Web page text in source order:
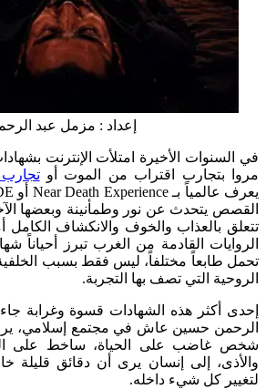
إعداد : مزمل عبد
في السنوات الأخيرة امتلأت الإنترنت
مروا بتجارب اقتراب من الموت أو
القصص يتحدث عن نور وطمأنينة وبعضها
تتعلق بالعذاب والخوف والانكشاف الكامل
الروايات القادمة من الغرب تبرز أحياناً
تحمل طابعاً مختلفاً، ليس فقط بسبب الخلفية
الروحية التي تصف بها التجربة.
إحدى أكثر هذه الشهادات قسوة وغرابة
الرحمن حسين عاش في مجتمع إسلامي،
شخص غاضب على الحياة، ساخط على
والأذى، إلى إنسان يرى أن دقائق قليلة
لتغيير كل شيء داخله.